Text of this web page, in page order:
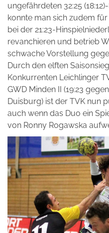
ungefährdeten 32:25
konnte man sich zudem
bei der 21:23-
revanchieren und betrieb
schwache Vorstellung
Durch den elften
Konkurrenten Leichlinger
GWD Minden II (19:23
Duisburg) ist der TVK nun
auch wenn das Duo ein
von Ronny Rogawska